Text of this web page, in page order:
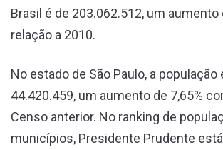
Brasil é de 203.062.512, um aumento
relação a 2010.
No estado de São Paulo, a população
44.420.459, um aumento de 7,65%
Censo anterior. No ranking de
municípios, Presidente Prudente